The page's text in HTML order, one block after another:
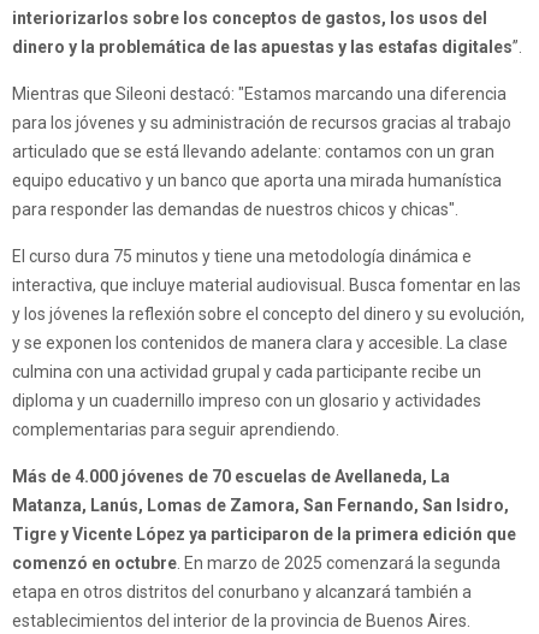
interiorizarlos sobre los conceptos de gastos, los usos del
dinero y la problemática de las apuestas y las estafas digitales”.
Mientras que Sileoni destacó: "Estamos marcando una diferencia
para los jóvenes y su administración de recursos gracias al trabajo
articulado que se está llevando adelante: contamos con un gran
equipo educativo y un banco que aporta una mirada humanística
para responder las demandas de nuestros chicos y chicas".
El curso dura 75 minutos y tiene una metodología dinámica e
interactiva, que incluye material audiovisual. Busca fomentar en las
y los jóvenes la reflexión sobre el concepto del dinero y su evolución,
y se exponen los contenidos de manera clara y accesible. La clase
culmina con una actividad grupal y cada participante recibe un
diploma y un cuadernillo impreso con un glosario y actividades
complementarias para seguir aprendiendo.
Más de 4.000 jóvenes de 70 escuelas de Avellaneda, La
Matanza, Lanús, Lomas de Zamora, San Fernando, San Isidro,
Tigre y Vicente López ya participaron de la primera edición que
comenzó en octubre . En marzo de 2025 comenzará la segunda
etapa en otros distritos del conurbano y alcanzará también a
establecimientos del interior de la provincia de Buenos Aires.